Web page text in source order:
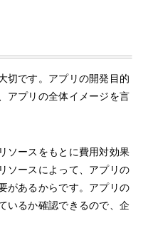
切です。アプリの開発目的
アプリの全体イメージを言
ソースをもとに費用対効果
ソースによって、アプリの
があるからです。アプリの
いるか確認できるので、企